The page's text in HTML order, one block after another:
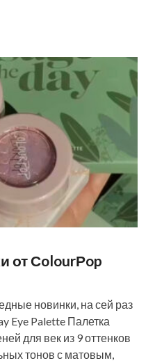
от СolourРop
новинки, на сей раз
Eye Palette Палетка
для век из 9 оттенков
тонов с матовым,